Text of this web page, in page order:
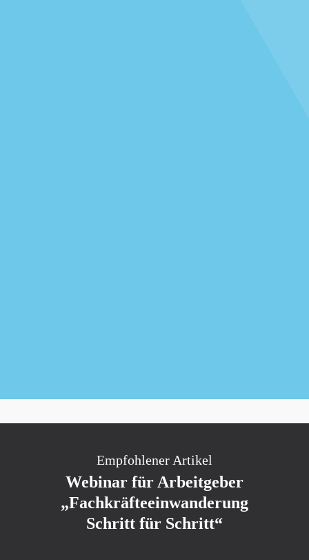
Empfohlener Artikel
Webinar für Arbeitgeber
„Fachkräfteeinwanderung
Schritt für Schritt“